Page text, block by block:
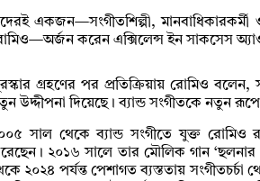
একজন—সংগীতশিল্পী,
করেন এক্সিলেন্স ইন সাকসেস
গ্রহণের পর প্রতিক্রিয়ায় রোমিও
উদ্দীপনা দিয়েছে। ব্যান্ড সংগীতকে নতুন
সাল থেকে ব্যান্ড সংগীতে যুক্ত রোমিও
২০১৬ সালে তার মৌলিক গান
২০২৪ পর্যন্ত পেশাগত ব্যস্ততায়